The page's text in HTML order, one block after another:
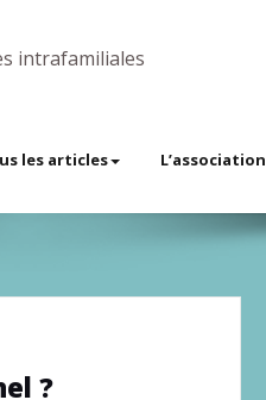
intrafamiliales
les articles L’association
?